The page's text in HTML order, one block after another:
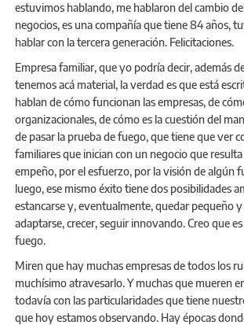
estuvimos hablando, me hablaron del cambio
negocios, es una compañía que tiene 84 años,
hablar con la tercera generación. Felicitaciones.
Empresa familiar, que yo podría decir, además
tenemos acá material, la verdad es que está
hablan de cómo funcionan las empresas, de
organizacionales, de cómo es la cuestión del
de pasar la prueba de fuego, que tiene que ver
familiares que inician con un negocio que
empeño, por el esfuerzo, por la visión de algún
luego, ese mismo éxito tiene dos posibilidades
estancarse y, eventualmente, quedar pequeño
adaptarse, crecer, seguir innovando. Creo que
fuego.
Miren que hay muchas empresas de todos los
muchísimo atravesarlo. Y muchas que mueren
todavía con las particularidades que tiene
que hoy estamos observando. Hay épocas